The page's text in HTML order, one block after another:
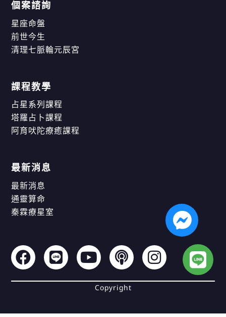
個案諮詢
星座命盤
前世今生
清理七脈輪元辰宮
課程教學
占星系列課程
塔羅占卜課程
阿育吠陀療癒課程
最新消息
最新消息
通靈算命
秦霖療星室
Copyright